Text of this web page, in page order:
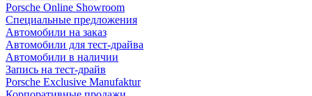
Porsche Online Showroom
Специальные предложения
Автомобили на заказ
Автомобили для тест-драйва
Автомобили в наличии
Запись на тест-драйв
Porsche Exclusive Manufaktur